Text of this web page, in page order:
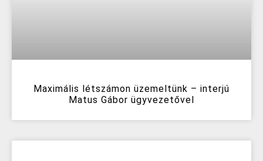
Maximális létszámon üzemeltünk – interjú
Matus Gábor ügyvezetővel